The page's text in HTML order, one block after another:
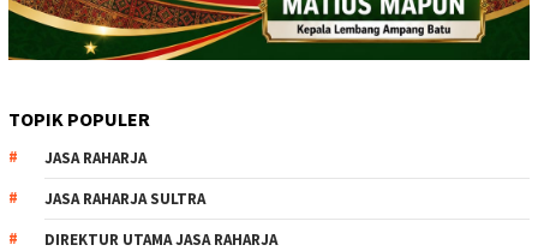
TOPIK POPULER
JASA RAHARJA
JASA RAHARJA SULTRA
DIREKTUR UTAMA JASA RAHARJA